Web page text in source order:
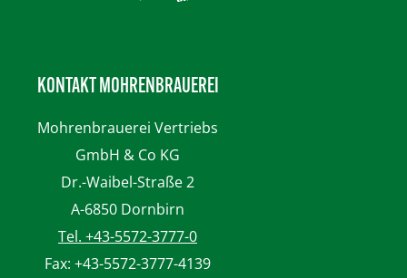
KONTAKT MOHRENBRAUEREI
Mohrenbrauerei Vertriebs
GmbH & Co KG
Dr.-Waibel-Straße 2
A-6850 Dornbirn
Tel. +43-5572-3777-0
Fax: +43-5572-3777-4139